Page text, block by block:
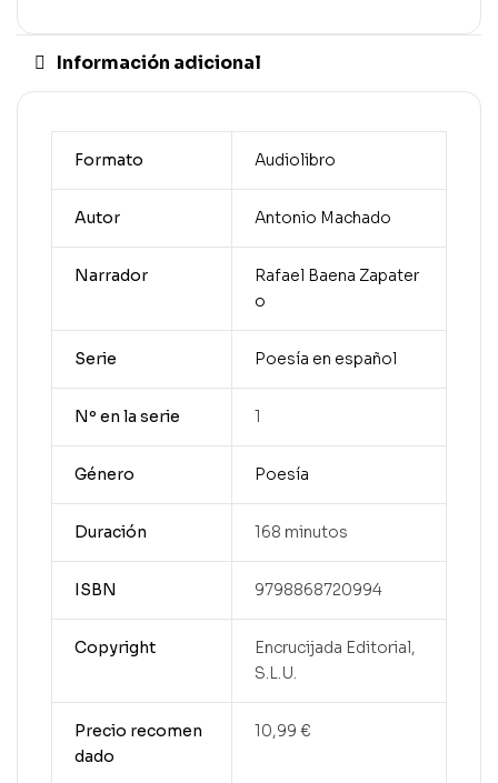
Información adicional
Formato Audiolibro
Autor Antonio Machado
Narrador
Rafael Baena Zapater
o
Serie Poesía en español
Nº en la serie 1
Género Poesía
Duración 168 minutos
ISBN 9798868720994
Copyright
Encrucijada Editorial,
S.L.U.
Precio recomen
dado
10,99 €